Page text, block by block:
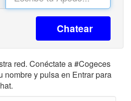
Chatear
red. Conéctate a #Cogeces
nombre y pulsa en Entrar para